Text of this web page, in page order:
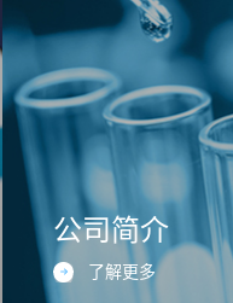
公司简介
了解更多